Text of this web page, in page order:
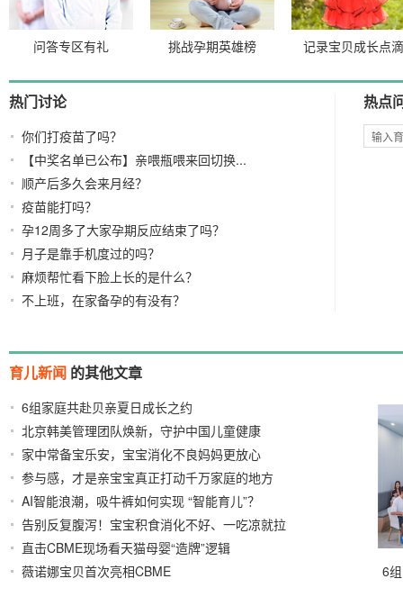
问答专区有礼 挑战孕期英雄榜 记录宝贝成长点滴
热门讨论
你们打疫苗了吗？
【中奖名单已公布】亲喂瓶喂来回切换...
顺产后多久会来月经？
疫苗能打吗？
孕12周多了大家孕期反应结束了吗？
月子是靠手机度过的吗？
麻烦帮忙看下脸上长的是什么？
不上班，在家备孕的有没有？
热点
育儿新闻 的其他文章
6组家庭共赴贝亲夏日成长之约
北京韩美管理团队焕新，守护中国儿童健康
家中常备宝乐安，宝宝消化不良妈妈更放心
参与感，才是亲宝宝真正打动千万家庭的地方
2026/07/30
AI智能浪潮，吸牛裤如何实现 “智能育儿”？
告别反复腹泻！宝宝积食消化不好、一吃凉就拉
2026/07/29
直击CBME现场看天猫母婴“造牌”逻辑
薇诺娜宝贝首次亮相CBME 6